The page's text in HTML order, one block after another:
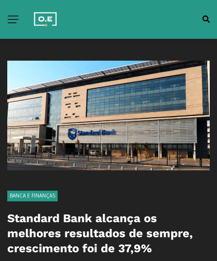
BANCA E FINANÇAS
Standard Bank alcança os
melhores resultados de sempre,
crescimento foi de 37,9%